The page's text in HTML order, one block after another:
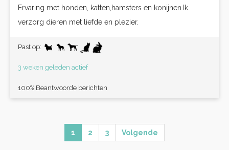
Ervaring met honden, katten,hamsters en konijnen.Ik
verzorg dieren met liefde en plezier.
Past op:
3 weken geleden actief
100% Beantwoorde berichten
1 2 3 Volgende